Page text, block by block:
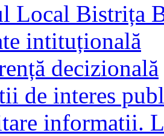
Local Bistrița
intituțională
decizională
de interes
informatii.